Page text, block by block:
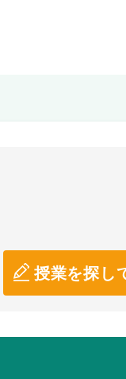
授業を探し